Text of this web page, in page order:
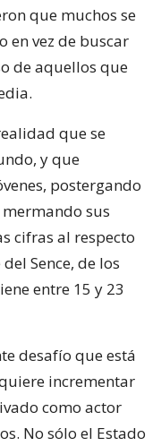
que muchos se
en vez de buscar
de aquellos que
que se
y que
postergando
sus
cifras al respecto
Sence, de los
entre 15 y 23
desafío que está
incrementar
como actor
No sólo el Estado